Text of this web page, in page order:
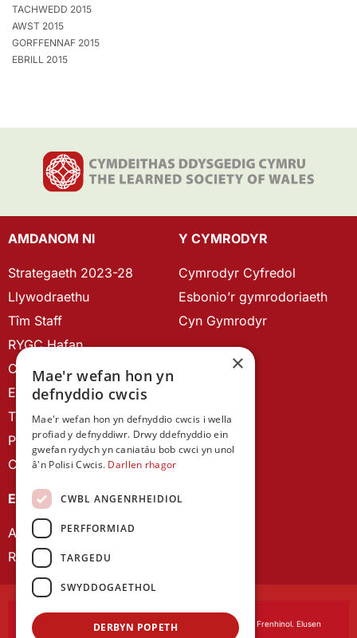
TACHWEDD 2015
AWST 2015
GORFFENNAF 2015
EBRILL 2015
AMDANOM NI
Strategaeth 2023-28
Llywodraethu
Tîm Staff
RYGC Hafan
Canllawiau brandio
Ein Hanes
Telerau ac Amodau
Polisi Preifatrwydd
Cysylltu â ni
Y CYMRODYR
Cymrodyr Cyfredol
Esbonio’r gymrodoriaeth
Cyn Gymrodyr
EIN CYHOEDDIADAU
Astudiaethau Cymreig
Rhwydwaith Ymchwil Gyrfa Cynnar
Cymdeithas Ddysgedig Cymru, corfforedig drwy Siarter Frenhinol. Elusen
×
Mae'r wefan hon yn
defnyddio cwcis
Mae'r wefan hon yn defnyddio cwcis i wella
profiad y defnyddiwr. Drwy ddefnyddio ein
gwefan rydych yn caniatáu bob cwci yn unol
â'n Polisi Cwcis. Darllen rhagor
CWBL ANGENRHEIDIOL
PERFFORMIAD
TARGEDU
SWYDDOGAETHOL
DERBYN POPETH